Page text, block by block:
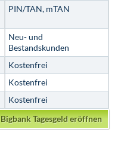
PIN/TAN, mTAN
Neu- und
Bestandskunden
Kostenfrei
Kostenfrei
Kostenfrei
Bigbank Tagesgeld eröffnen